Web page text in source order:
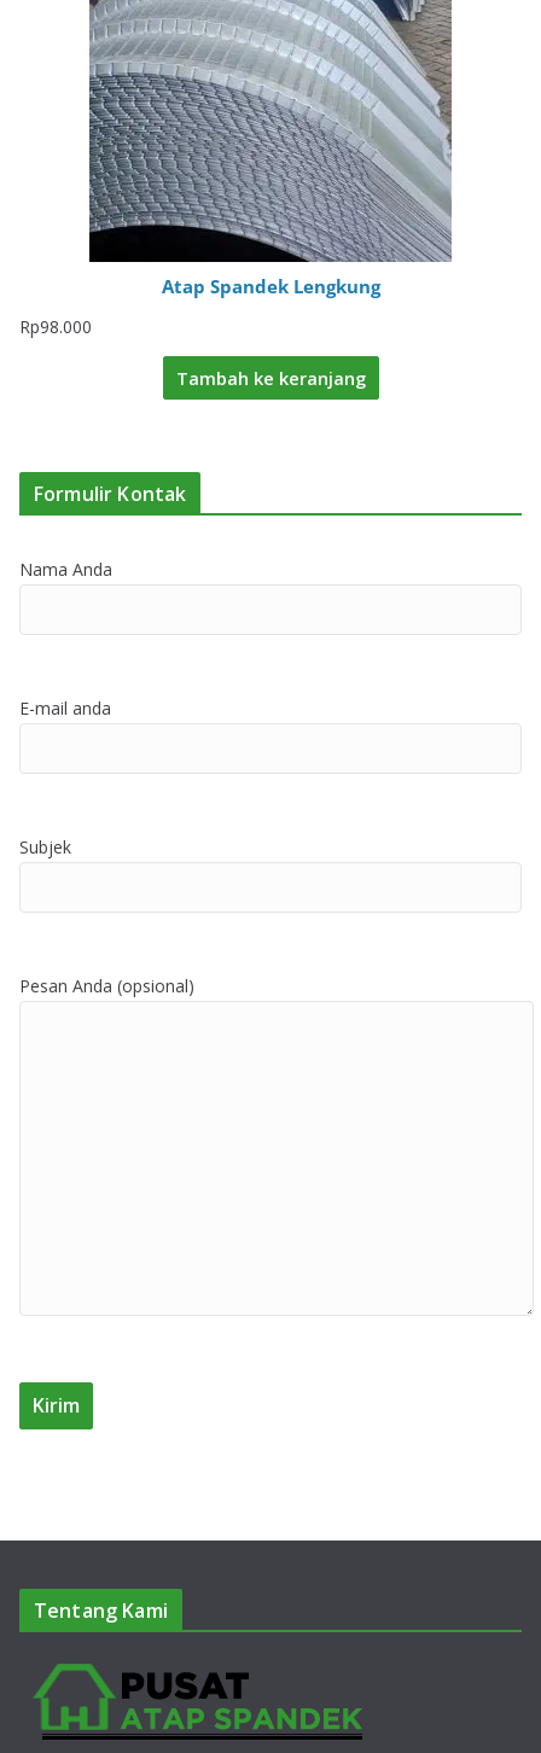
Atap Spandek Lengkung
Rp98.000
Tambah ke keranjang
Formulir Kontak
Nama Anda
E-mail anda
Subjek
Pesan Anda (opsional)
Tentang Kami